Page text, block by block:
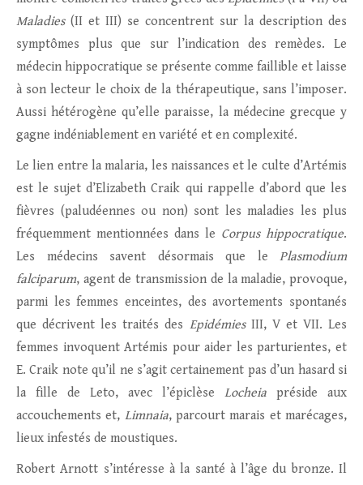
Maladies(II et III) se concentrent sur la description des
symptômes plus que sur l’indication des remèdes. Le
médecin hippocratique se présente comme faillible et laisse
à son lecteur le choix de la thérapeutique, sans l’imposer.
Aussi hétérogène qu’elle paraisse, la médecine grecque y
gagne indéniablement en variété et en complexité.
Le lien entre la malaria, les naissances et le culte d’Artémis
est le sujet d’Elizabeth Craik qui rappelle d’abord que les
fièvres (paludéennes ou non) sont les maladies les plus
fréquemment mentionnées dans le Corpus hippocratique.
Les médecins savent désormais que le Plasmodium
falciparum, agent de transmission de la maladie, provoque,
parmi les femmes enceintes, des avortements spontanés
que décrivent les traités des EpidémiesIII, V et VII. Les
femmes invoquent Artémis pour aider les parturientes, et
E. Craik note qu’il ne s’agit certainement pas d’un hasard si
la fille de Leto, avec l’épiclèse Locheia préside aux
accouchements et, Limnaia, parcourt marais et marécages,
lieux infestés de moustiques.
Robert Arnott s’intéresse à la santé à l’âge du bronze. Il